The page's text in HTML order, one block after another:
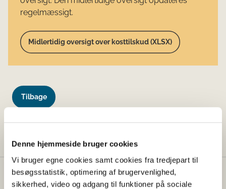
Denne hjemmeside bruger cookies
Vi bruger egne cookies samt cookies fra tredjepart til
besøgsstatistik, optimering af brugervenlighed,
sikkerhed, video og adgang til funktioner på sociale
regelmæssigt.
Midlertidig oversigt over kosttilskud (XLSX)
Tilbage
Fødevarestyrelsen